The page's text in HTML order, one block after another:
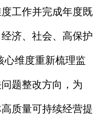
工作并完成年度既
济、社会、高保护
心维度重新梳理监
题整改方向，为
质量可持续经营提